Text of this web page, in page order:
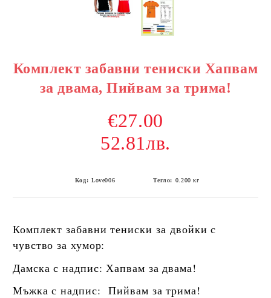
Комплект забавни тениски Хапвам
за двама, Пийвам за трима!
€27.00
52.81лв.
Код: Love006 Тегло: 0.200 кг
Комплект забавни тениски за двойки с
чувство за хумор:
Дамска с надпис: Хапвам за двама!
Мъжка с надпис:Пийвам за трима!